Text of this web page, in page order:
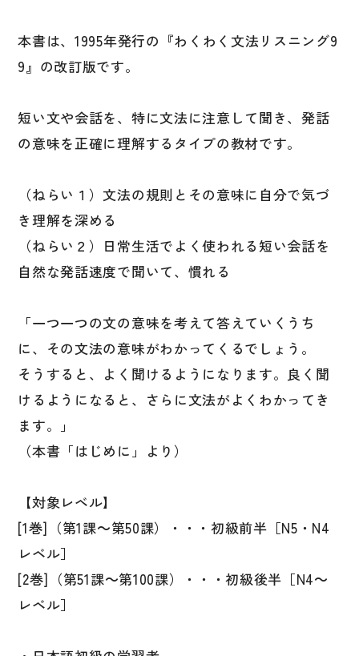
漢字字典（辞典）
韓国語辞典
スペイン語辞典
ドイツ語辞典
ポルトガル語辞典
ロシア語辞典
国語辞典
漢字・漢和辞典
語学・文法辞典
表現・用字用語辞典
比較文化辞典
日本語教授法
教室活動参考書
日本語概説
音声・音韻
本書は、1995年発行の『わくわく文法リスニング9
9』の改訂版です。
短い文や会話を、特に文法に注意して聞き、発話
の意味を正確に理解するタイプの教材です。
（ねらい１）文法の規則とその意味に自分で気づ
き理解を深める
（ねらい２）日常生活でよく使われる短い会話を
自然な発話速度で聞いて、慣れる
「一つ一つの文の意味を考えて答えていくうち
に、その文法の意味がわかってくるでしょう。
そうすると、よく聞けるようになります。良く聞
けるようになると、さらに文法がよくわかってき
ます。」
（本書「はじめに」より）
【対象レベル】
[1巻]（第1課～第50課）・・・初級前半［N5・N4
レベル］
[2巻]（第51課～第100課）・・・初級後半［N4～
レベル］